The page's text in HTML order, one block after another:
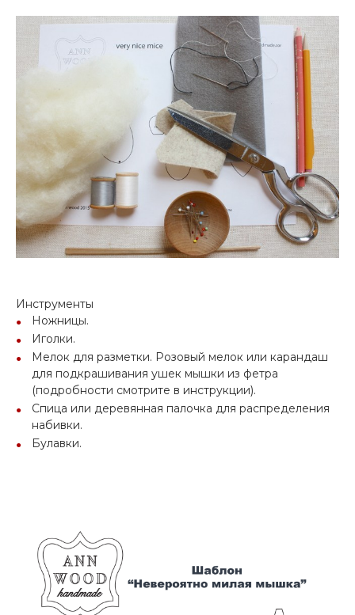
Инструменты
Ножницы.
Иголки.
Мелок для разметки. Розовый мелок или карандаш
для подкрашивания ушек мышки из фетра
(подробности смотрите в инструкции).
Спица или деревянная палочка для распределения
набивки.
Булавки.